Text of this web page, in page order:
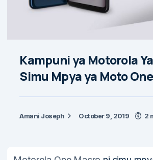
Kampuni ya Motorola
Simu Mpya ya Moto
Amani Joseph October 9, 2019 2